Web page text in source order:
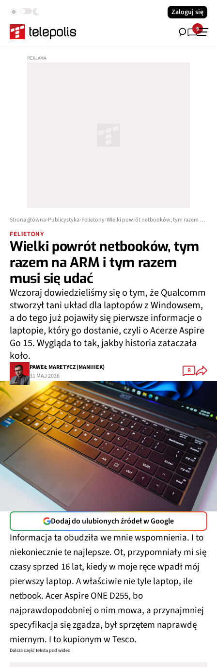
Zaloguj się
9
Strona główna Publicystyka Felietony Wielki powrót netbooków, tym razem na ARM i tym razem musi się udać
FELIETONY
Wielki powrót netbooków, tym
razem na ARM i tym razem
musi się udać
Wczoraj dowiedzieliśmy się o tym, że Qualcomm
stworzył tani układ dla laptopów z Windowsem,
a do tego już pojawiły się pierwsze informacje o
laptopie, który go dostanie, czyli o Acerze Aspire
Go 15. Wygląda to tak, jakby historia zataczała
koło.
PAWEŁ MARETYCZ (MANIIIEK)
31 MAJ 2026
8
Dodaj do ulubionych źródeł w Google
Informacja ta obudziła we mnie wspomnienia. I to
niekoniecznie te najlepsze. Ot, przypomniały mi się
czasy sprzed 16 lat, kiedy w moje ręce wpadł mój
pierwszy laptop. A właściwie nie tyle laptop, ile
netbook. Acer Aspire ONE D255, bo
najprawdopodobniej o nim mowa, a przynajmniej
specyfikacja się zgadza, był sprzętem naprawdę
miernym. I to kupionym w Tesco.
Dalsza część tekstu pod wideo